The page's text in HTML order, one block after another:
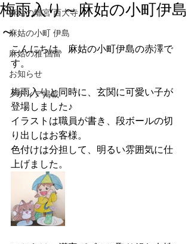
麻姑の離宮 西大寺
麻姑の小町 伊島
麻姑の雅 国富
お知らせ
メディア掲載
梅雨入り～麻姑の小町伊島
～
こんにちは。麻姑の小町伊島の赤澤で
す。
梅雨入りと同時に、玄関に可愛い子が
登場しました♪
イラストは職員が書き、段ボールの切
り出しはお客様。
色付けは分担して、明るい雰囲気に仕
上げました。